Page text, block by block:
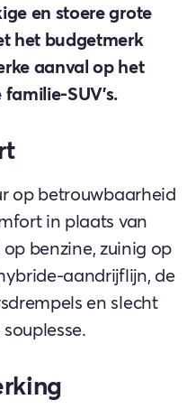
en stoere grote
het budgetmerk
aanval op het
familie-SUV's.
op betrouwbaarheid
in plaats van
benzine, zuinig op
aandrijflijn, de
en slecht